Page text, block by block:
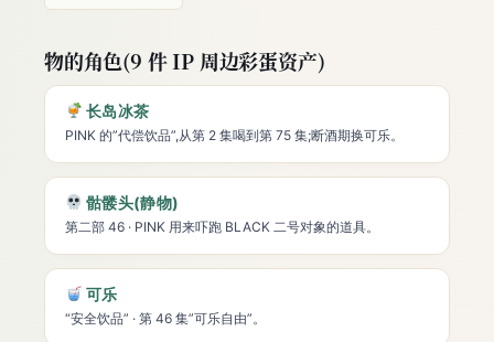
物的角色(9 件 IP 周边彩蛋资产)
长岛冰茶
PINK 的”代偿饮品”,从第 2 集喝到第 75 集;断酒期换可乐。
骷髅头(静物)
第二部 46 · PINK 用来吓跑 BLACK 二号对象的道具。
可乐
“安全饮品” · 第 46 集”可乐自由”。